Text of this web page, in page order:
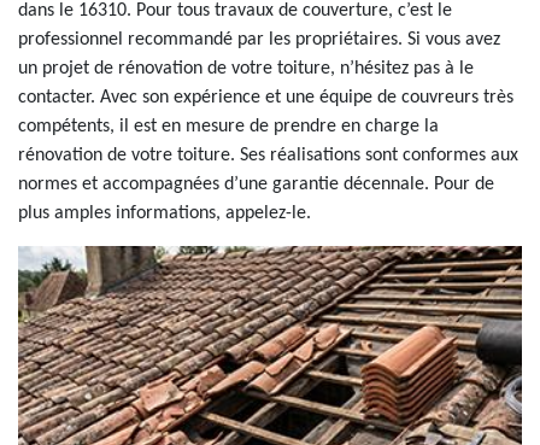
dans le 16310. Pour tous travaux de couverture, c’est le
professionnel recommandé par les propriétaires. Si vous avez
un projet de rénovation de votre toiture, n’hésitez pas à le
contacter. Avec son expérience et une équipe de couvreurs très
compétents, il est en mesure de prendre en charge la
rénovation de votre toiture. Ses réalisations sont conformes aux
normes et accompagnées d’une garantie décennale. Pour de
plus amples informations, appelez-le.